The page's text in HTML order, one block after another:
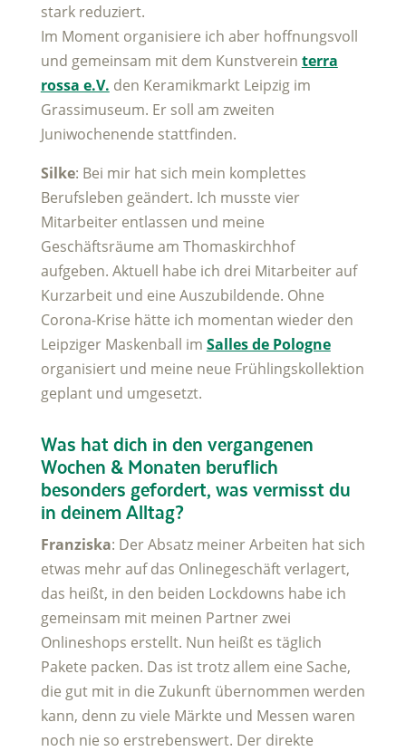
stark reduziert.
Im Moment organisiere ich aber hoffnungsvoll
und gemeinsam mit dem Kunstverein terra
rossa e.V. den Keramikmarkt Leipzig im
Grassimuseum. Er soll am zweiten
Juniwochenende stattfinden.
Silke: Bei mir hat sich mein komplettes
Berufsleben geändert. Ich musste vier
Mitarbeiter entlassen und meine
Geschäftsräume am Thomaskirchhof
aufgeben. Aktuell habe ich drei Mitarbeiter auf
Kurzarbeit und eine Auszubildende. Ohne
Corona-Krise hätte ich momentan wieder den
Leipziger Maskenball im Salles de Pologne
organisiert und meine neue Frühlingskollektion
geplant und umgesetzt.
Was hat dich in den vergangenen
Wochen & Monaten beruflich
besonders gefordert, was vermisst du
in deinem Alltag?
Franziska: Der Absatz meiner Arbeiten hat sich
etwas mehr auf das Onlinegeschäft verlagert,
das heißt, in den beiden Lockdowns habe ich
gemeinsam mit meinen Partner zwei
Onlineshops erstellt. Nun heißt es täglich
Pakete packen. Das ist trotz allem eine Sache,
die gut mit in die Zukunft übernommen werden
kann, denn zu viele Märkte und Messen waren
noch nie so erstrebenswert. Der direkte